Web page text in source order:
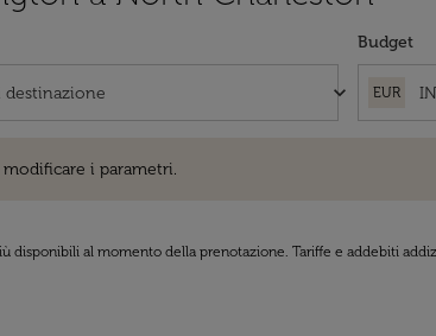
keyboard_arrow_down
Budget
EUR
i parametri.
al momento della prenotazione. Tariffe e addebiti